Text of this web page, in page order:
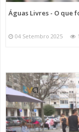
Águas Livres - O que
04 Setembro 2025